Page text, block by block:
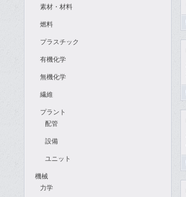
素材・材料
燃料
プラスチック
有機化学
無機化学
繊維
プラント
配管
設備
ユニット
機械
力学